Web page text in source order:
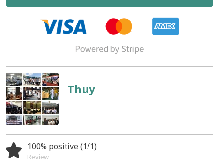
Thuy
100% positive (1/1)
Review